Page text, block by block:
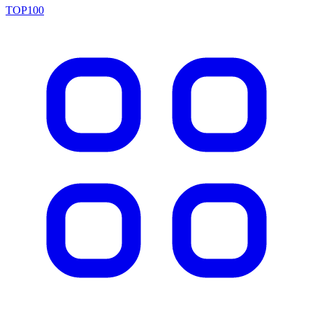
TOP100